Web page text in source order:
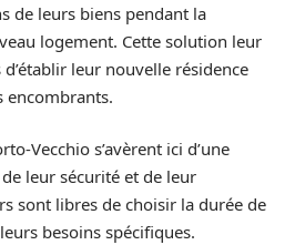
de leurs biens pendant la
logement. Cette solution leur
leur nouvelle résidence
encombrants.
Vecchio s’avèrent ici d’une
leur sécurité et de leur
sont libres de choisir la durée de
besoins spécifiques.